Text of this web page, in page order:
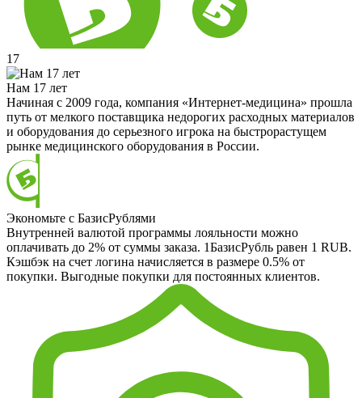
17
Нам 17 лет
Начиная с 2009 года, компания «Интернет-медицина» прошла
путь от мелкого поставщика недорогих расходных материалов
и оборудования до серьезного игрока на быстрорастущем
рынке медицинского оборудования в России.
Экономьте с БазисРублями
Внутренней валютой программы лояльности можно
оплачивать до 2% от суммы заказа. 1БазисРубль равен 1 RUB.
Кэшбэк на счет логина начисляется в размере 0.5% от
покупки. Выгодные покупки для постоянных клиентов.